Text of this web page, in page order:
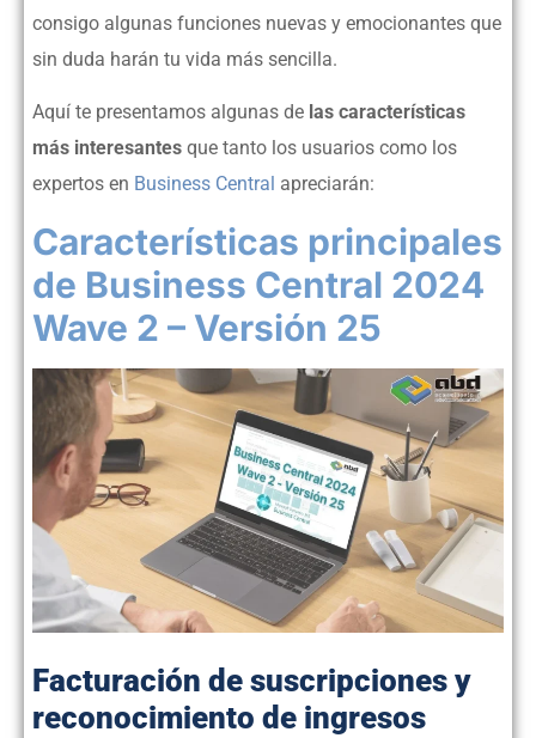
consigo algunas funciones nuevas y emocionantes que
sin duda harán tu vida más sencilla.
Aquí te presentamos algunas de las características
más interesantes que tanto los usuarios como los
expertos en Business Central apreciarán:
Características principales
de Business Central 2024
Wave 2 – Versión 25
Facturación de suscripciones y
reconocimiento de ingresos